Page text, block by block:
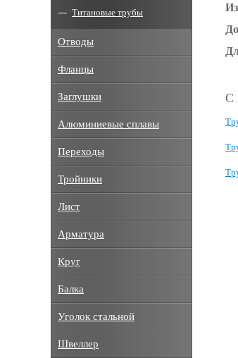
С
Титановые трубы
Отводы
Фланцы
Заглушки
Алюминиевые сплавы
Переходы
Тройники
Лист
Арматура
Круг
Балка
Уголок стальной
Швеллер